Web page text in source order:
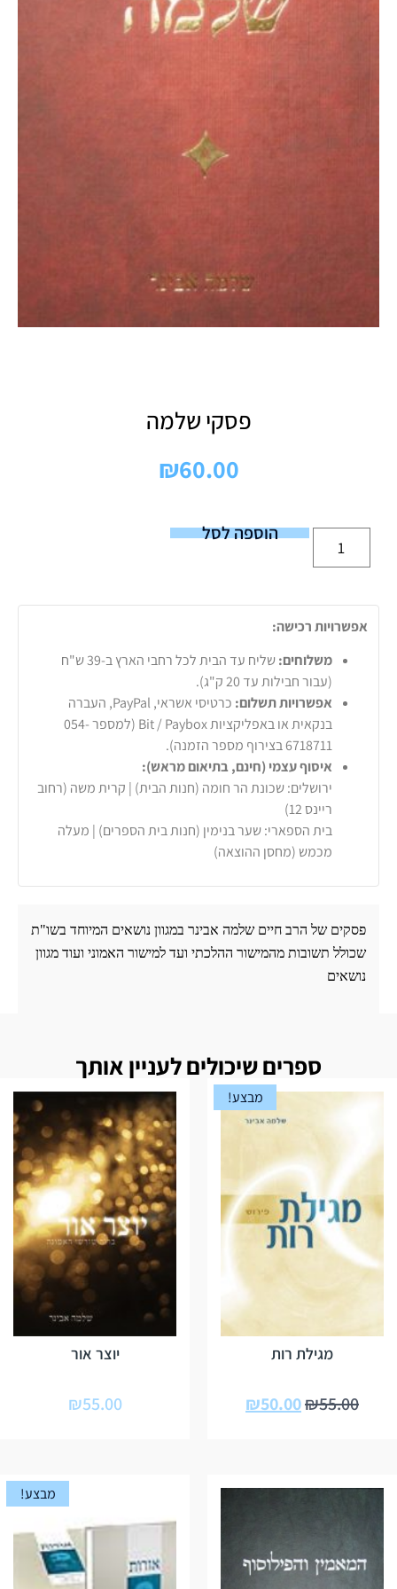
פסקי שלמה
₪60.00
הוספה לסל
אפשרויות רכישה:
משלוחים:
שליח עד הבית לכל רחבי הארץ ב-39 ש"ח
(עבור חבילות עד 20 ק"ג).
אפשרויות תשלום:
כרטיסי אשראי, PayPal, העברה
בנקאית או באפליקציות Bit / Paybox (למספר 054-
6718711 בצירוף מספר הזמנה).
איסוף עצמי (חינם, בתיאום מראש):
ירושלים: שכונת הר חומה (חנות הבית) | קרית משה (רחוב
ריינס 12)
בית הספארי: שער בנימין (חנות בית הספרים) | מעלה
מכמש (מחסן ההוצאה)
פסקים של הרב חיים שלמה אבינר במגוון נושאים המיוחד בשו"ת
שכולל תשובות מהמישור ההלכתי ועד למישור האמוני ועוד מגוון
נושאים
ספרים שיכולים לעניין אותך
מבצע!
מגילת רות
₪55.00
₪50.00
יוצר אור
₪55.00
מבצע!